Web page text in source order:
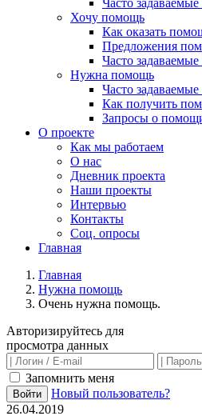
Часто
Хочу помощь
Как оказать
Предложения
Часто
Нужна помощь
Часто
Как получить
Запросы о
О проекте
Как мы работаем
О нас
Дневник проекта
Наши проекты
Интервью
Контакты
Соц. опросы
Главная
Главная
Нужна помощь
Очень нужна помощь.
Авторизируйтесь для
просмотра данных
Запомнить меня
Войти
Новый пользователь?
26.04.2019